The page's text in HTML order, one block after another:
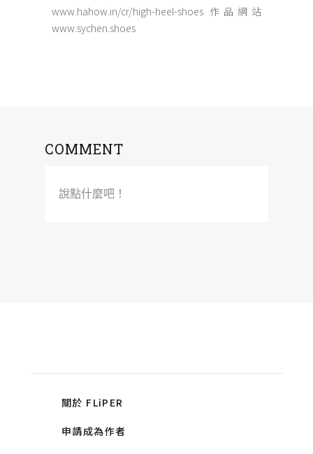
www.hahow.in/cr/high-heel-shoes 作品網站
www.sychen.shoes
COMMENT
說點什麼吧！
關於 FLiPER
申請成為作者